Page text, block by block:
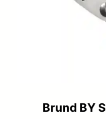
Brund BY